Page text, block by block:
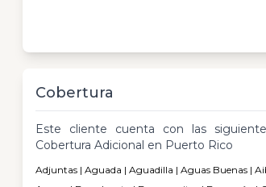
Cobertura
Este cliente cuenta con las
Cobertura Adicional en Puerto Rico
Adjuntas | Aguada | Aguadilla | Aguas Buenas |